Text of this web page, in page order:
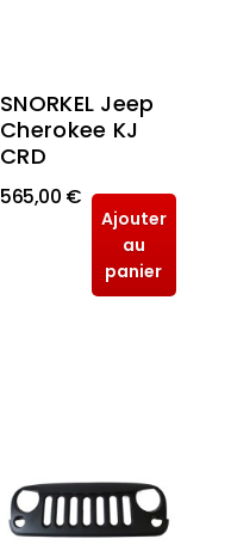
SNORKEL Jeep
Cherokee KJ
CRD
565,00 €
Ajouter
au
panier